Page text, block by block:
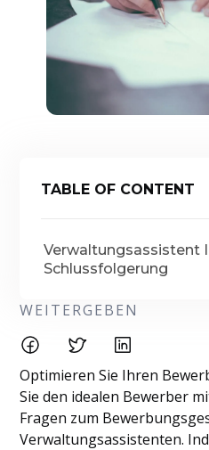
TABLE OF CONTENT
Verwaltungsassistent
Schlussfolgerung
WEITERGEBEN
Optimieren Sie Ihren
Sie den idealen Bewerber
Fragen zum
Verwaltungsassistenten.